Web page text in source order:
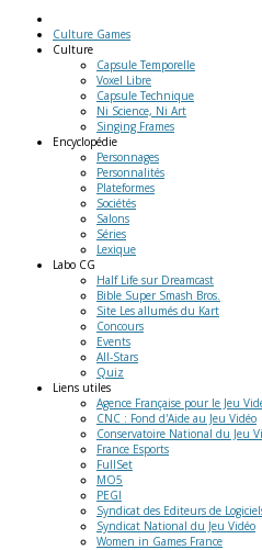
Culture Games
Culture
Capsule Temporelle
Voxel Libre
Capsule Technique
Ni Science, Ni Art
Singing Frames
Encyclopédie
Personnages
Personnalités
Plateformes
Sociétés
Salons
Séries
Lexique
Labo CG
Half Life sur Dreamcast
Bible Super Smash Bros.
Site Les allumés du Kart
Concours
Events
All-Stars
Quiz
Liens utiles
Agence Française pour le Jeu
CNC : Fond d'Aide au Jeu Vidéo
Conservatoire National du Jeu
France Esports
FullSet
MO5
PEGI
Syndicat des Editeurs de
Syndicat National du Jeu Vidéo
Women in Games France